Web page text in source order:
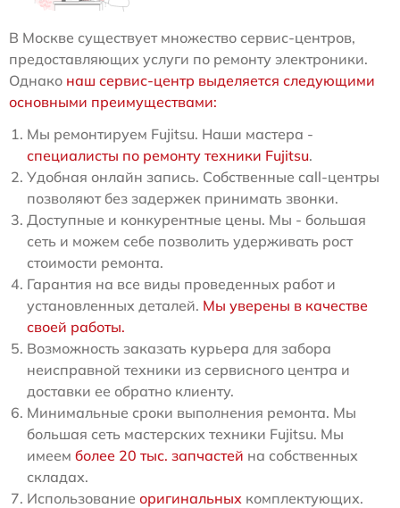
В Москве существует множество сервис-центров,
предоставляющих услуги по ремонту электроники.
Однако наш сервис-центр выделяется следующими
основными преимуществами:
Мы ремонтируем Fujitsu. Наши мастера -
специалисты по ремонту техники Fujitsu.
Удобная онлайн запись. Собственные call-центры
позволяют без задержек принимать звонки.
Доступные и конкурентные цены. Мы - большая
сеть и можем себе позволить удерживать рост
стоимости ремонта.
Гарантия на все виды проведенных работ и
установленных деталей. Мы уверены в качестве
своей работы.
Возможность заказать курьера для забора
неисправной техники из сервисного центра и
доставки ее обратно клиенту.
Минимальные сроки выполнения ремонта. Мы
большая сеть мастерских техники Fujitsu. Мы
имеем более 20 тыс. запчастей на собственных
складах.
Использование оригинальных комплектующих.